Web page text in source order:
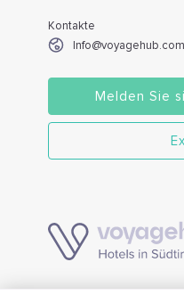
Kontakte
Info@voyagehub.com
Melden Sie